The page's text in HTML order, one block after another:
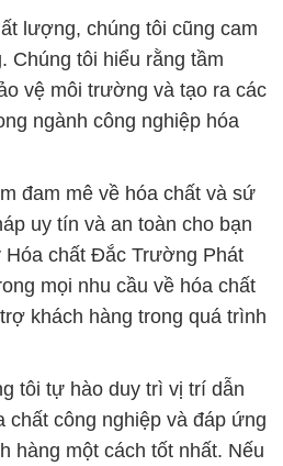
lượng, chúng tôi cũng cam
Chúng tôi hiểu rằng tầm
vệ môi trường và tạo ra các
ngành công nghiệp hóa
đam mê về hóa chất và sứ
uy tín và an toàn cho bạn
Hóa chất Đắc Trường Phát
mọi nhu cầu về hóa chất
khách hàng trong quá trình
tôi tự hào duy trì vị trí dẫn
chất công nghiệp và đáp ứng
hàng một cách tốt nhất. Nếu